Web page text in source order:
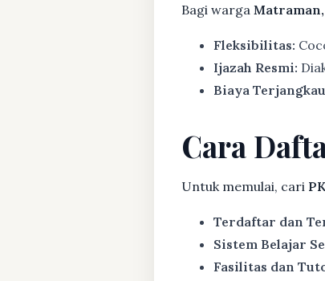
Bagi warga
Fleksibilitas:
Ijazah Resmi:
Biaya
Cara
Untuk memulai, cari
Terdaftar dan
Sistem Belajar
Fasilitas dan